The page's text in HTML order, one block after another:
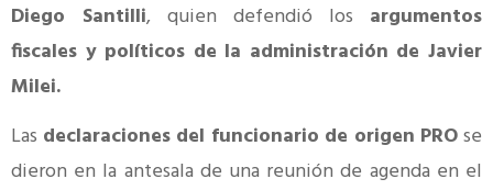
Diego Santilli, quien defendió los argumentos
fiscales y políticos de la administración de Javier
Milei.
Las declaraciones del funcionario de origen PROse
dieron en la antesala de una reunión de agenda en el